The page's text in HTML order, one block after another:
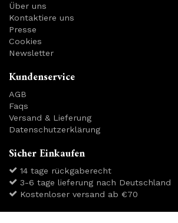
Über uns
Kontaktiere uns
Presse
Cookies
Newsletter
Kundenservice
AGB
Faqs
Versand & Lieferung
Datenschutzerklärung
Sicher Einkaufen
14 tage rückgaberecht
3-6 tage lieferung nach Deutschland
Kostenloser versand ab €70